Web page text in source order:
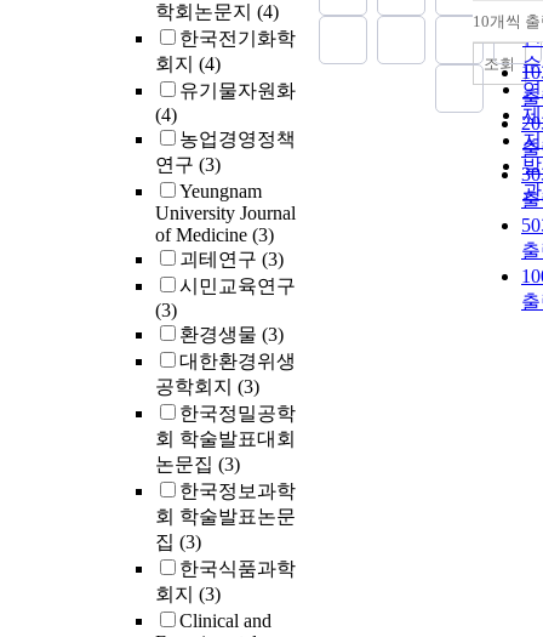
학회논문지 (4)
한국전기화학
회지 (4)
유기물자원화
(4)
농업경영정책
연구 (3)
Yeungnam
University Journal
of Medicine (3)
괴테연구 (3)
시민교육연구
(3)
환경생물 (3)
대한환경위생
공학회지 (3)
한국정밀공학
회 학술발표대회
논문집 (3)
한국정보과학
회 학술발표논문
집 (3)
한국식품과학
회지 (3)
Clinical and
순
순
10개씩
조회